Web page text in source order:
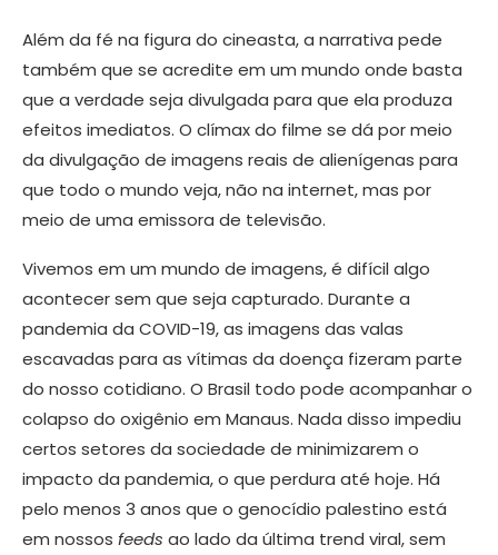
Além da fé na figura do cineasta, a narrativa pede
também que se acredite em um mundo onde basta
que a verdade seja divulgada para que ela produza
efeitos imediatos. O clímax do filme se dá por meio
da divulgação de imagens reais de alienígenas para
que todo o mundo veja, não na internet, mas por
meio de uma emissora de televisão.
Vivemos em um mundo de imagens, é difícil algo
acontecer sem que seja capturado. Durante a
pandemia da COVID-19, as imagens das valas
escavadas para as vítimas da doença fizeram parte
do nosso cotidiano. O Brasil todo pode acompanhar o
colapso do oxigênio em Manaus. Nada disso impediu
certos setores da sociedade de minimizarem o
impacto da pandemia, o que perdura até hoje. Há
pelo menos 3 anos que o genocídio palestino está
em nossos feeds ao lado da última trend viral, sem